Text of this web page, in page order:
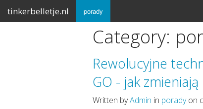
tinkerbelletje.nl porady
Category:
Rewolucyjne
GO - jak
Written byAdmin in poradyon